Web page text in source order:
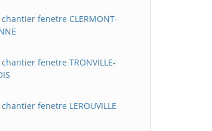
fenetre CLERMONT-
fenetre TRONVILLE-
fenetre LEROUVILLE